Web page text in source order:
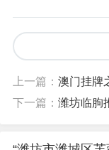
上一篇： 澳门挂牌
下一篇： 潍坊临朐推出